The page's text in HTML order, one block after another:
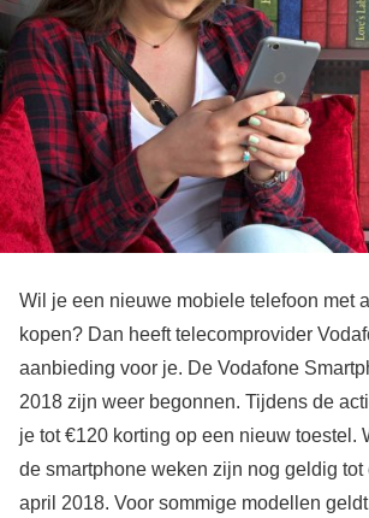
Wil je een nieuwe mobiele telefoon met
kopen? Dan heeft telecomprovider
aanbieding voor je. De Vodafone
2018 zijn weer begonnen. Tijdens de
je tot €120 korting op een nieuw toestel.
de smartphone weken zijn nog geldig tot
april 2018. Voor sommige modellen